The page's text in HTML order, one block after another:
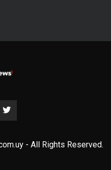
- All Rights Reserved.